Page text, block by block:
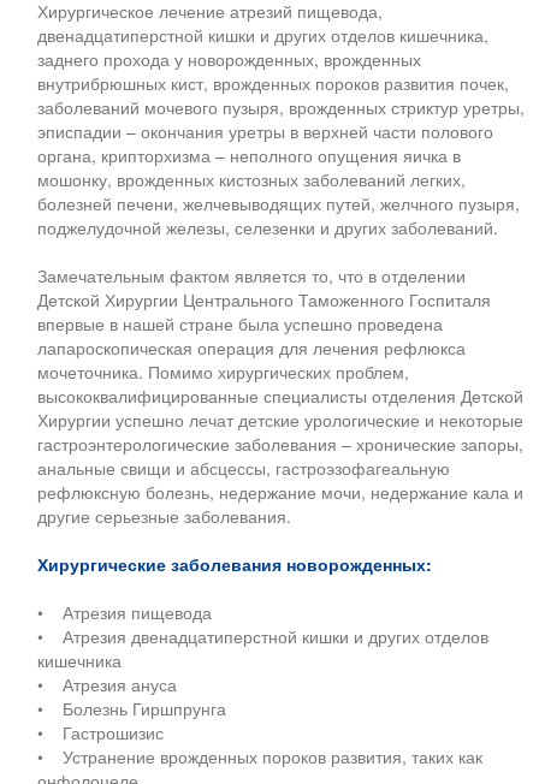
Хирургическое лечение атрезий пищевода,
двенадцатиперстной кишки и других отделов кишечника,
заднего прохода у новорожденных, врожденных
внутрибрюшных кист, врожденных пороков развития почек,
заболеваний мочевого пузыря, врожденных стриктур уретры,
эписпадии – окончания уретры в верхней части полового
органа, крипторхизма – неполного опущения яичка в
мошонку, врожденных кистозных заболеваний легких,
болезней печени, желчевыводящих путей, желчного пузыря,
поджелудочной железы, селезенки и других заболеваний.
Замечательным фактом является то, что в отделении
Детской Хирургии Центрального Таможенного Госпиталя
впервые в нашей стране была успешно проведена
лапароскопическая операция для лечения рефлюкса
мочеточника. Помимо хирургических проблем,
высококвалифицированные специалисты отделения Детской
Хирургии успешно лечат детские урологические и некоторые
гастроэнтерологические заболевания – хронические запоры,
анальные свищи и абсцессы, гастроэзофагеальную
рефлюксную болезнь, недержание мочи, недержание кала и
другие серьезные заболевания.
Хирургические заболевания новорожденных:
• Атрезия пищевода
• Атрезия двенадцатиперстной кишки и других отделов
кишечника
• Атрезия ануса
• Болезнь Гиршпрунга
• Гастрошизис
• Устранение врожденных пороков развития, таких как